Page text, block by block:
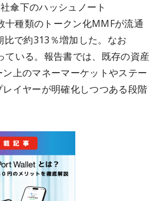
傘下のハッシュノート
十種類のトークン化MMFが流通
で約313％増加した。なお
いる。報告書では、既存の資産
上のマネーマーケットやステー
イヤーが明確化しつつある段階